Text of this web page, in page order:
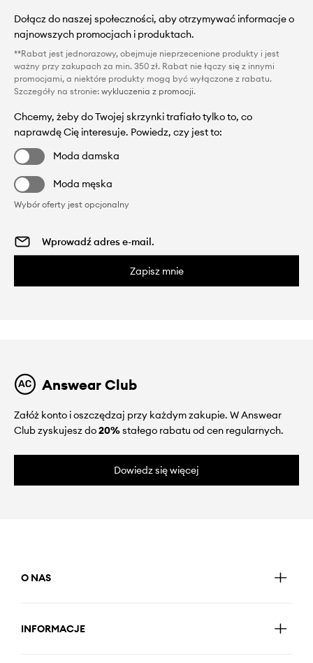
Dołącz do naszej społeczności, aby otrzymywać informacje o
najnowszych promocjach i produktach.
**Rabat jest jednorazowy, obejmuje nieprzecenione produkty i jest
ważny przy zakupach za min. 350 zł. Rabat nie łączy się z innymi
promocjami, a niektóre produkty mogą być wyłączone z rabatu.
Szczegóły na stronie: wykluczenia z promocji.
Chcemy, żeby do Twojej skrzynki trafiało tylko to, co
naprawdę Cię interesuje. Powiedz, czy jest to:
Moda damska
Moda męska
Wybór oferty jest opcjonalny
Zapisz mnie
Answear Club
Załóż konto i oszczędzaj przy każdym zakupie. W Answear
Club zyskujesz do20%stałego rabatu od cen regularnych.
Dowiedz się więcej
O NAS
INFORMACJE